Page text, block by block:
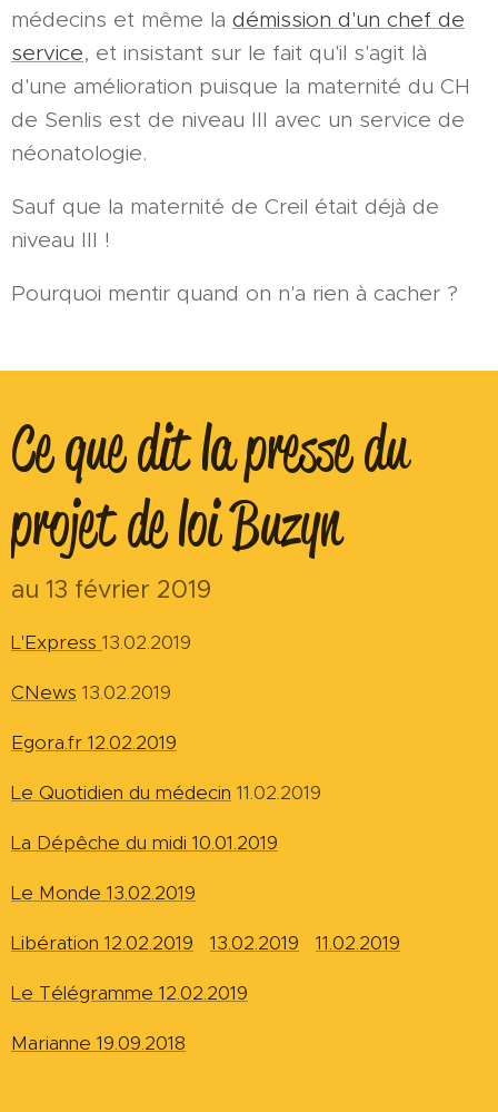
médecins et même la démission d'un chef de
service, et insistant sur le fait qu'il s'agit là
d'une amélioration puisque la maternité du CH
de Senlis est de niveau III avec un service de
néonatologie.
Sauf que la maternité de Creil était déjà de
niveau III !
Pourquoi mentir quand on n'a rien à cacher ?
Ce que dit la presse du
projet de loi Buzyn
au 13 février 2019
L'Express 13.02.2019
CNews 13.02.2019
Egora.fr 12.02.2019
Le Quotidien du médecin 11.02.2019
La Dépêche du midi 10.01.2019
Le Monde 13.02.2019
Libération 12.02.2019 13.02.2019 11.02.2019
Le Télégramme 12.02.2019
Marianne 19.09.2018